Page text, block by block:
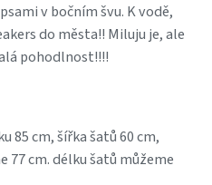
v bočním švu. K vodě,
do města!! Miluju je, ale
pohodlnost!!!!
85 cm, šířka šatů 60 cm,
77 cm. délku šatů můžeme